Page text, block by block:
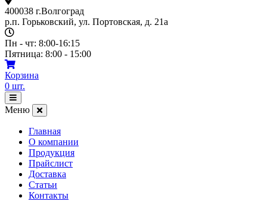
400038 г.Волгоград
р.п. Горьковский, ул. Портовская, д. 21а
Пн - чт: 8:00-16:15
Пятница: 8:00 - 15:00
Корзина
0 шт.
Открыть
меню
Меню
Главная
О компании
Продукция
Прайслист
Доставка
Статьи
Контакты